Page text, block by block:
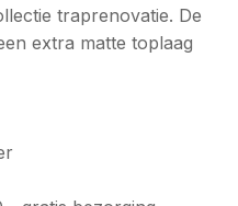
traprenovatie. De
extra matte toplaag